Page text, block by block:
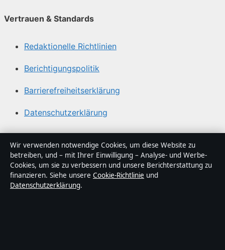
Vertrauen & Standards
Redaktionelle Richtlinien
Berichtigungspolitik
Barrierefreiheitserklärung
Datenschutzerklärung
Über Sachstruktur in Kürze
Sachstruktur ist ein unabhängiger digitaler
Nachrichtenanbieter mit Fokus auf Politik, Wirtschaft,
Technik und Gesellschaft in Deutschland. Jeder Artikel
Wir verwenden notwendige Cookies, um diese Website zu
betreiben, und – mit Ihrer Einwilligung – Analyse- und Werbe-
Cookies, um sie zu verbessern und unsere Berichterstattung zu
finanzieren. Siehe unsere Cookie-Richtlinie und
Datenschutzerklärung.